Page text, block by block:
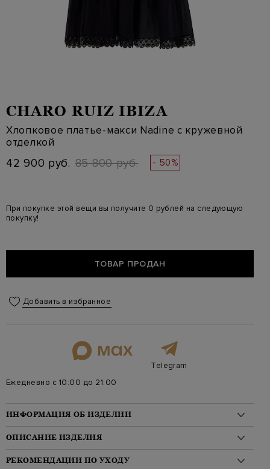
CHARO RUIZ IBIZA
Хлопковое платье-макси Nadine с кружевной
отделкой
42 900 руб. 85 800 руб. - 50%
При покупке этой вещи вы получите 0 рублей на следующую
покупку!
ТОВАР ПРОДАН
Добавить в избранное
Telegram
Ежедневно с 10:00 до 21:00
ИНФОРМАЦИЯ ОБ ИЗДЕЛИИ
Материал: хлопок 90%, полиэстер 10%
На модели: 175/81/61/91 на модели размер M
Стиль: Макси, Укороченный рукав, Однотонные, С кружевом
Цвет: Черный
ОПИСАНИЕ ИЗДЕЛИЯ
Легкое платье-макси Nadine от Charo Ruiz Ibiza выполнено из
РЕКОМЕНДАЦИИ ПО УХОДУ